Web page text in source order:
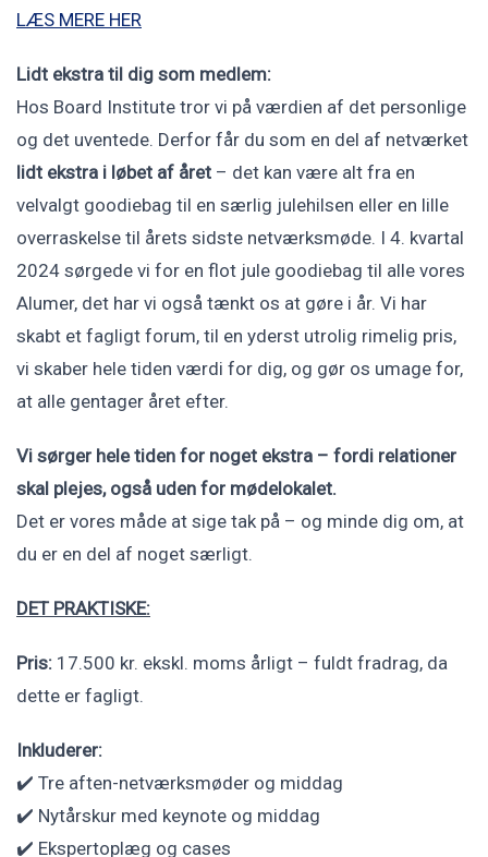
LÆS MERE HER
Lidt ekstra til dig som medlem:
Hos Board Institute tror vi på værdien af det personlige
og det uventede. Derfor får du som en del af netværket
lidt ekstra i løbet af året – det kan være alt fra en
velvalgt goodiebag til en særlig julehilsen eller en lille
overraskelse til årets sidste netværksmøde. I 4. kvartal
2024 sørgede vi for en flot jule goodiebag til alle vores
Alumer, det har vi også tænkt os at gøre i år. Vi har
skabt et fagligt forum, til en yderst utrolig rimelig pris,
vi skaber hele tiden værdi for dig, og gør os umage for,
at alle gentager året efter.
Vi sørger hele tiden for noget ekstra – fordi relationer
skal plejes, også uden for mødelokalet.
Det er vores måde at sige tak på – og minde dig om, at
du er en del af noget særligt.
DET PRAKTISKE:
Pris: 17.500 kr. ekskl. moms årligt – fuldt fradrag, da
dette er fagligt.
Inkluderer:
✔️ Tre aften-netværksmøder og middag
✔️ Nytårskur med keynote og middag
✔️ Ekspertoplæg og cases